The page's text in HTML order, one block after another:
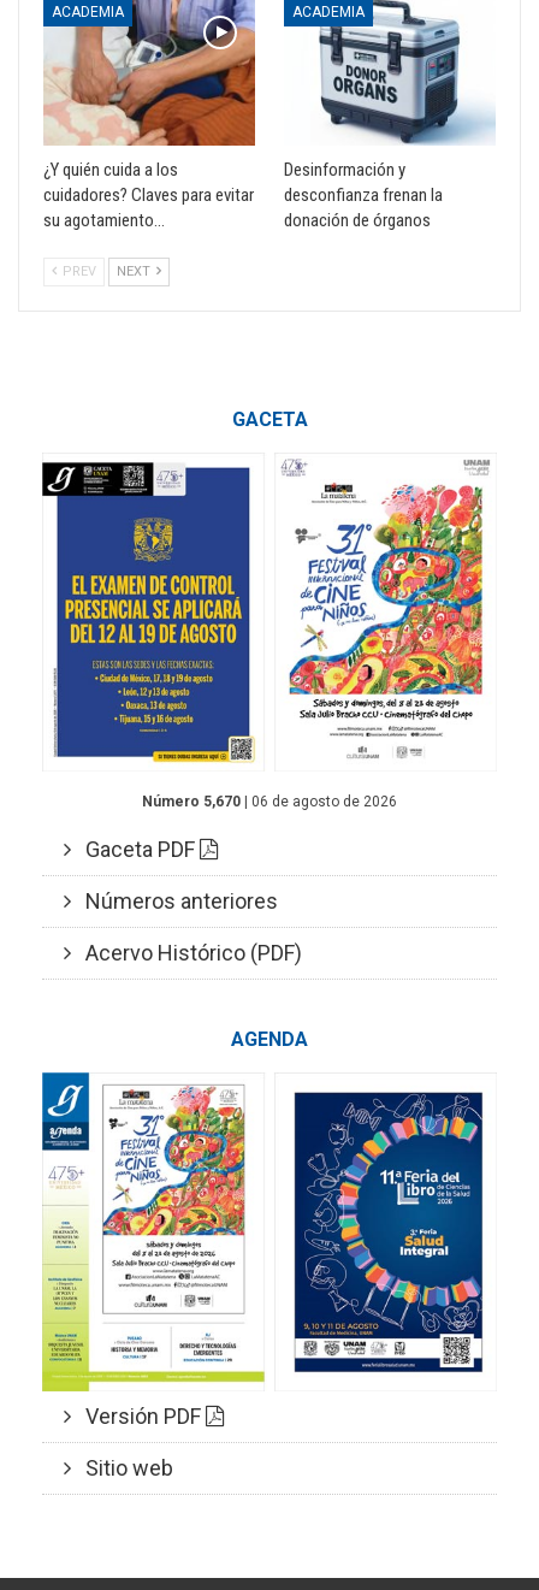
ACADEMIA
¿Y quién cuida a los
cuidadores? Claves para evitar
su agotamiento…
ACADEMIA
Desinformación y
desconfianza frenan la
donación de órganos
PREV NEXT
GACETA
Número 5,670 | 06 de agosto de 2026
Gaceta PDF
Números anteriores
Acervo Histórico (PDF)
AGENDA
Versión PDF
Sitio web